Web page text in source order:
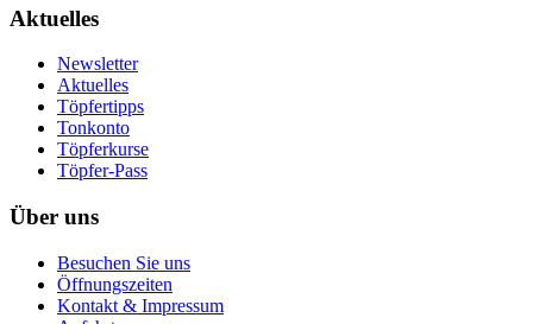
Aktuelles
Newsletter
Aktuelles
Töpfertipps
Tonkonto
Töpferkurse
Töpfer-Pass
Über uns
Besuchen Sie uns
Öffnungszeiten
Kontakt & Impressum